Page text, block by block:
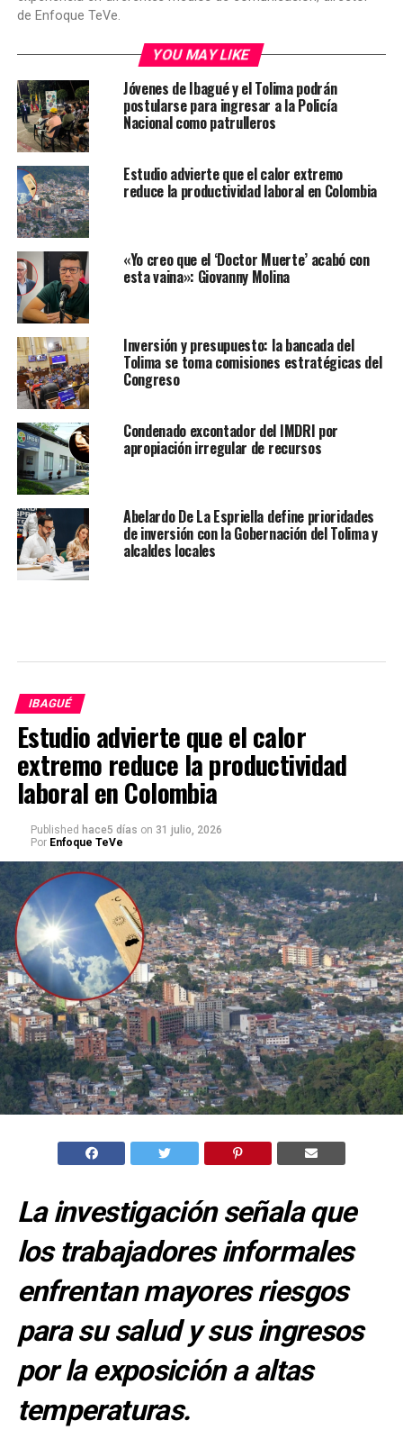
de Enfoque TeVe.
YOU MAY LIKE
Jóvenes de Ibagué y el Tolima podrán
postularse para ingresar a la Policía
Nacional como patrulleros
Estudio advierte que el calor extremo
reduce la productividad laboral en Colombia
«Yo creo que el ‘Doctor Muerte’ acabó con
esta vaina»: Giovanny Molina
Inversión y presupuesto: la bancada del
Tolima se toma comisiones estratégicas del
Congreso
Condenado excontador del IMDRI por
apropiación irregular de recursos
Abelardo De La Espriella define prioridades
de inversión con la Gobernación del Tolima y
alcaldes locales
IBAGUÉ
Estudio advierte que el calor
extremo reduce la productividad
laboral en Colombia
Published hace5 días on 31 julio, 2026
Por Enfoque TeVe
La investigación señala que
los trabajadores informales
enfrentan mayores riesgos
para su salud y sus ingresos
por la exposición a altas
temperaturas.